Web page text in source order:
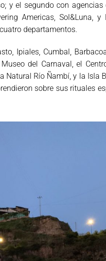
y el segundo con
Americas, Sol&Luna,
departamentos.
Ipiales, Cumbal,
del Carnaval, el
Natural Río Ñambí, y la Isla
sobre sus rituales